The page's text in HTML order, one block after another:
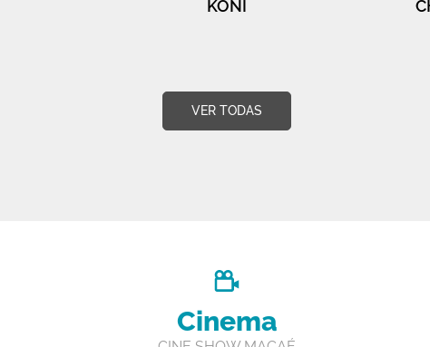
KONI
VER TODAS
Cinema